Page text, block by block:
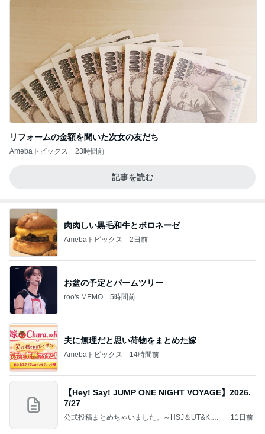
リフォームの金額を聞いた次女の友だち
Amebaトピックス 23時間前
記事を読む
肉肉しい黒毛和牛とボロネーゼ
Amebaトピックス 2日前
お盆の予定とパームツリー
roo's MEMO 5時間前
夫に無理だと思い荷物をまとめた嫁
Amebaトピックス 14時間前
【Hey! Say! JUMP ONE NIGHT VOYAGE】2026.
7/27
公式投稿まとめちゃいました。～HSJ＆UT&K.O.
11日前